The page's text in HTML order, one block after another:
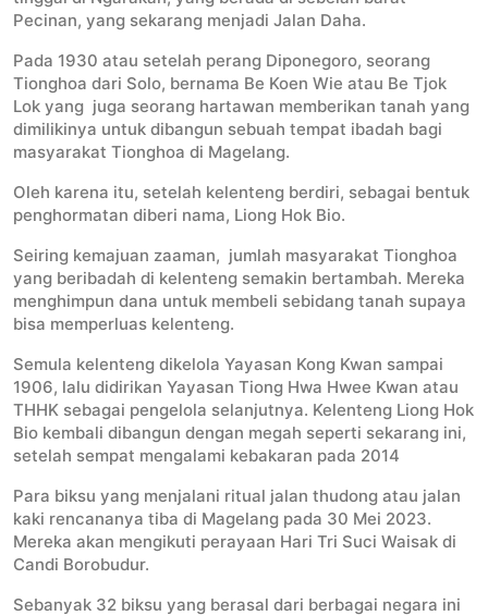
Pecinan, yang sekarang menjadi Jalan Daha.
Pada 1930 atau setelah perang Diponegoro, seorang
Tionghoa dari Solo, bernama Be Koen Wie atau Be Tjok
Lok yang juga seorang hartawan memberikan tanah yang
dimilikinya untuk dibangun sebuah tempat ibadah bagi
masyarakat Tionghoa di Magelang.
Oleh karena itu, setelah kelenteng berdiri, sebagai bentuk
penghormatan diberi nama, Liong Hok Bio.
Seiring kemajuan zaaman, jumlah masyarakat Tionghoa
yang beribadah di kelenteng semakin bertambah. Mereka
menghimpun dana untuk membeli sebidang tanah supaya
bisa memperluas kelenteng.
Semula kelenteng dikelola Yayasan Kong Kwan sampai
1906, lalu didirikan Yayasan Tiong Hwa Hwee Kwan atau
THHK sebagai pengelola selanjutnya. Kelenteng Liong Hok
Bio kembali dibangun dengan megah seperti sekarang ini,
setelah sempat mengalami kebakaran pada 2014
Para biksu yang menjalani ritual jalan thudong atau jalan
kaki rencananya tiba di Magelang pada 30 Mei 2023.
Mereka akan mengikuti perayaan Hari Tri Suci Waisak di
Candi Borobudur.
Sebanyak 32 biksu yang berasal dari berbagai negara ini